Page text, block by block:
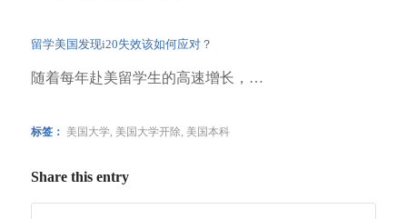
留学美国发现i20失效该如何应对？
随着每年赴美留学生的高速增长，…
标签： 美国大学, 美国大学开除, 美国本科
Share this entry